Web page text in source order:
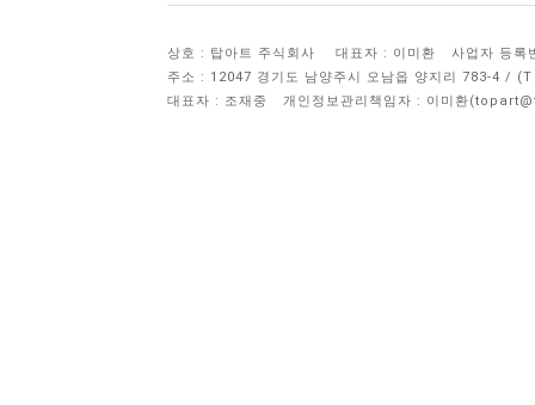
상호 : 탑아트 주식회사 대표자 : 이미환
사업자 등록
주소 : 12047 경기도 남양주시 오남읍 양지리 783-4 /
대표자 : 조재중
개인정보관리책임자 : 이미환